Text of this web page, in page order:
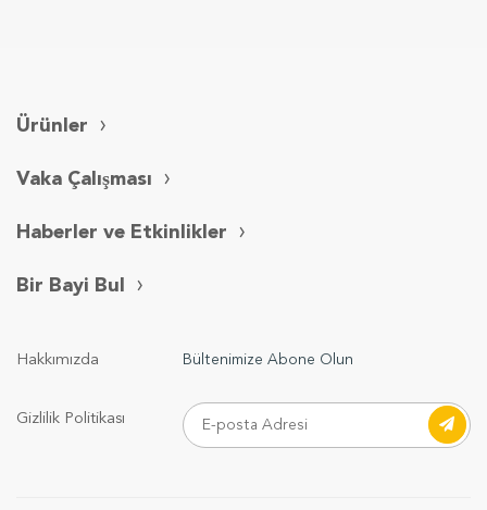
Ürünler
Vaka Çalışması
Haberler ve Etkinlikler
Bir Bayi Bul
Hakkımızda
Gizlilik Politikası
Bültenimize Abone Olun